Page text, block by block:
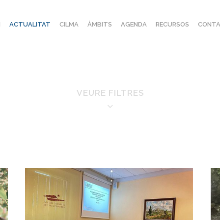
ACTUALITAT CILMA ÀMBITS AGENDA RECURSOS
VEURE FILTRES
ambiental
Medi Natural
Mobilitat